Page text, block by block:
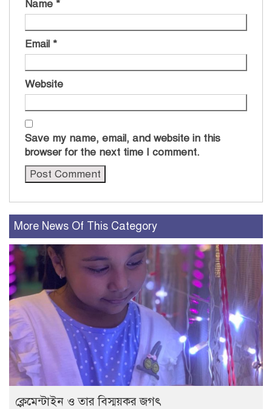
Name *
Email *
Website
Save my name, email, and website in this
browser for the next time I comment.
More News Of This Category
ক্লেমেন্টাইন ও তার বিস্ময়কর জগৎ